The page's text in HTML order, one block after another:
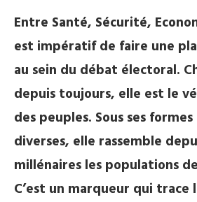
Entre Santé, Sécurité,
est impératif de faire une
au sein du débat électoral.
depuis toujours, elle est le
des peuples. Sous ses
diverses, elle rassemble
millénaires les populations
C’est un marqueur qui trace